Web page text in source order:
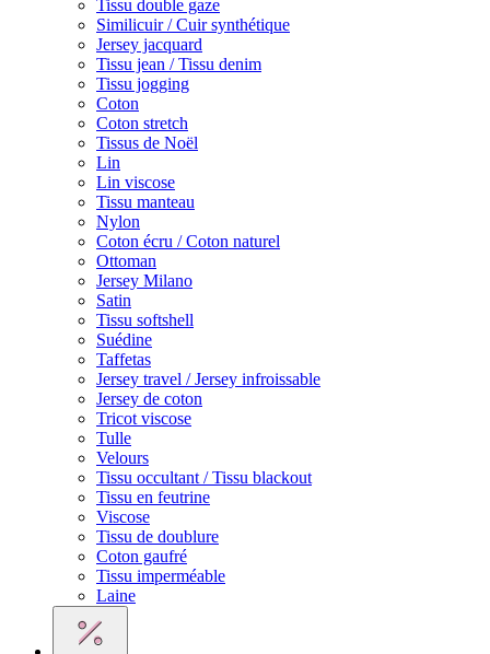
Tissu double gaze
Similicuir / Cuir synthétique
Jersey jacquard
Tissu jean / Tissu denim
Tissu jogging
Coton
Coton stretch
Tissus de Noël
Lin
Lin viscose
Tissu manteau
Nylon
Coton écru / Coton naturel
Ottoman
Jersey Milano
Satin
Tissu softshell
Suédine
Taffetas
Jersey travel / Jersey infroissable
Jersey de coton
Tricot viscose
Tulle
Velours
Tissu occultant / Tissu blackout
Tissu en feutrine
Viscose
Tissu de doublure
Coton gaufré
Tissu imperméable
Laine